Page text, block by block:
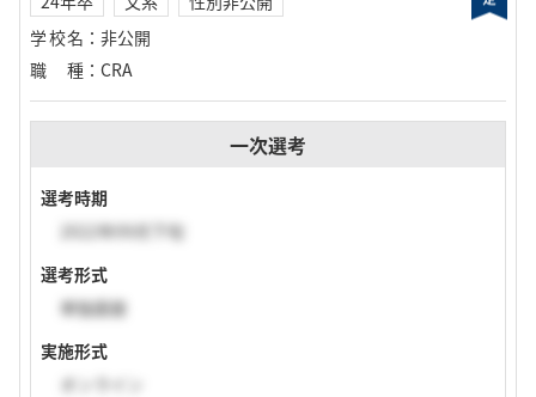
学校名 ： 非公開
職種 ： CRA
一次選考
選考時期
2022年09月下旬
選考形式
単独面接
実施形式
オンライン